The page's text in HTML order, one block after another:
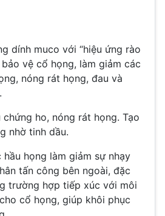
dính muco với “hiệu ứng rào
vệ cổ họng, làm giảm các
nóng rát họng, đau và
ho, nóng rát họng. Tạo
nhờ tinh dầu.
hầu họng làm giảm sự nhạy
tấn công bên ngoài, đặc
trường hợp tiếp xúc với môi
cổ họng, giúp khôi phục